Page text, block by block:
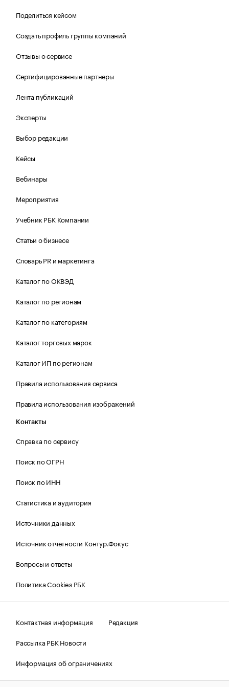
Поделиться кейсом
Создать профиль группы компаний
Отзывы о сервисе
Сертифицированные партнеры
Лента публикаций
Эксперты
Выбор редакции
Кейсы
Вебинары
Мероприятия
Учебник РБК Компании
Статьи о бизнесе
Словарь PR и маркетинга
Каталог по ОКВЭД
Каталог по регионам
Каталог по категориям
Каталог торговых марок
Каталог ИП по регионам
Правила использования сервиса
Правила использования изображений
Контакты
Справка по сервису
Поиск по ОГРН
Поиск по ИНН
Статистика и аудитория
Источники данных
Источник отчетности Контур.Фокус
Вопросы и ответы
Политика Cookies РБК
Контактная информация
Редакция
Рассылка РБК Новости
Информация об ограничениях
Правовая информация
О соблюдении авторских прав